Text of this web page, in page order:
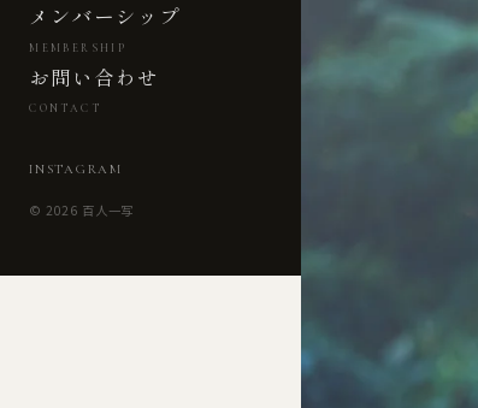
メンバーシップ
MEMBERSHIP
お問い合わせ
CONTACT
INSTAGRAM
© 2026 百人一写